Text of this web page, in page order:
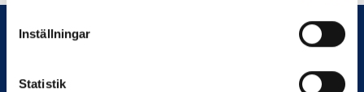
Inställningar
Statistik